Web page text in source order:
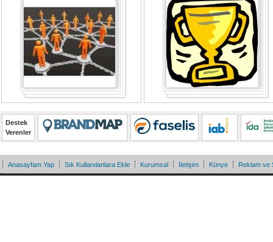
Destek
Verenler
Anasayfam Yap Sık Kullanılanlara Ekle Kurumsal İletişim Künye Reklam ve